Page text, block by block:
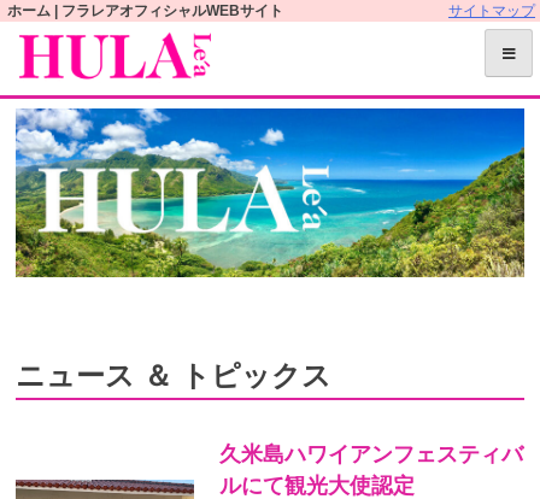
S
p
ホーム | フラレアオフィシャルWEBサイト サイトマップ
ニュース ＆ トピックス
久米島ハワイアンフェスティバ
ルにて観光大使認定